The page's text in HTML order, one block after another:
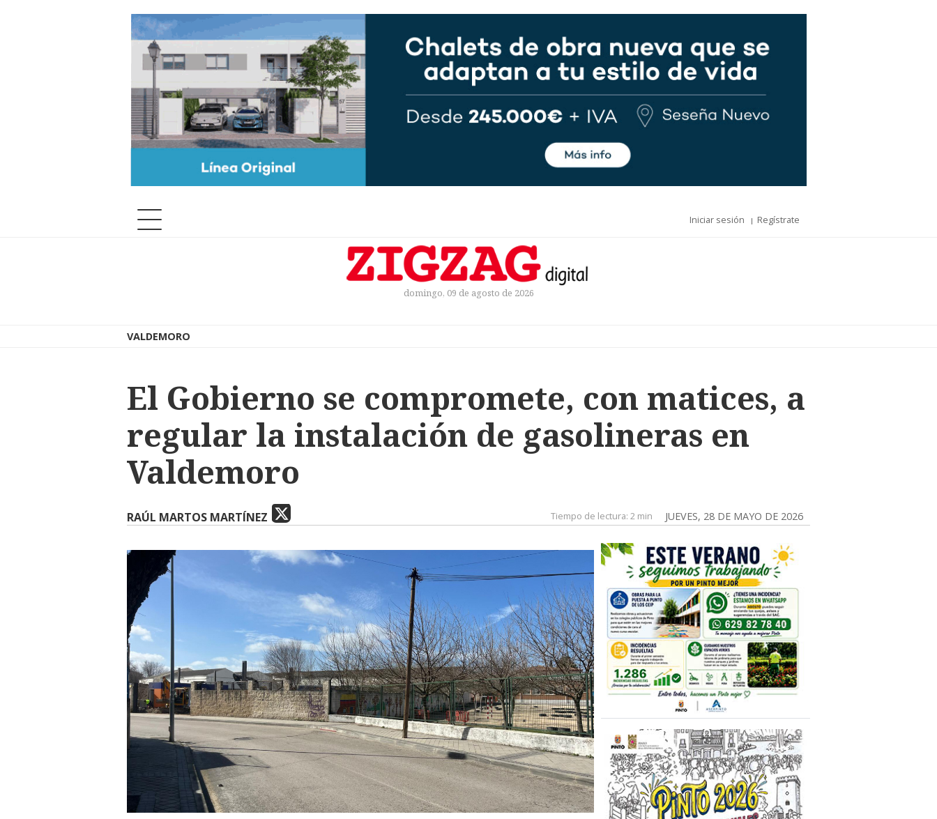
Iniciar sesión Regístrate
domingo, 09 de agosto de 2026
VALDEMORO
El Gobierno se compromete, con matices, a
regular la instalación de gasolineras en
Valdemoro
RAÚL MARTOS MARTÍNEZ JUEVES, 28 DE MAYO DE 2026
Tiempo de lectura: 2 min